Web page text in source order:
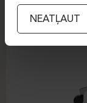
NEATĻAUT